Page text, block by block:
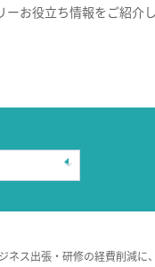
ーお役立ち情報をご紹介し
ス出張・研修の経費削減に